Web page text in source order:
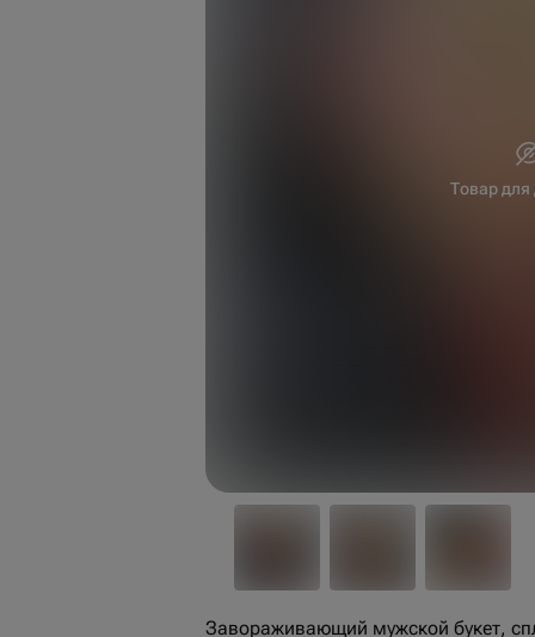
Товар для
Завораживающий мужской букет,